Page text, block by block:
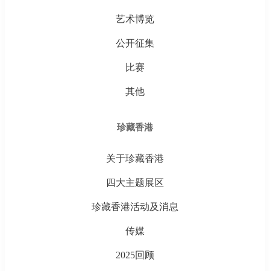
艺术博览
公开征集
比赛
其他
珍藏香港
关于珍藏香港
四大主题展区
珍藏香港活动及消息
传媒
2025回顾